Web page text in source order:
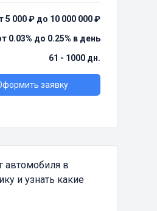
5 000 ₽ до 10 000 000 ₽
0.03% до 0.25% в день
61 - 1000 дн.
заявку
автомобиля в
и узнать какие